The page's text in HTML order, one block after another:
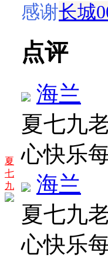
夏
七
九
感谢长城
点评
海兰
夏七九
心快乐
海兰
夏七九
心快乐